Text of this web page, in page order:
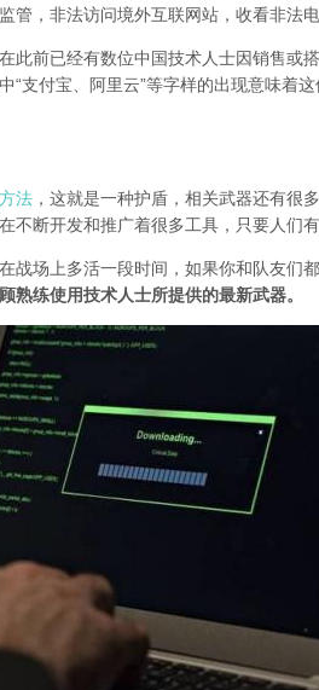
管，非法访问境外互联网站，收看非法
此前已经有数位中国技术人士因销售或
“支付宝、阿里云”等字样的出现意味着
法 ，这就是一种护盾，相关武器还有很
不断开发和推广着很多工具，只要人们
战场上多活一段时间，如果你和队友们
熟练使用技术人士所提供的最新武器。